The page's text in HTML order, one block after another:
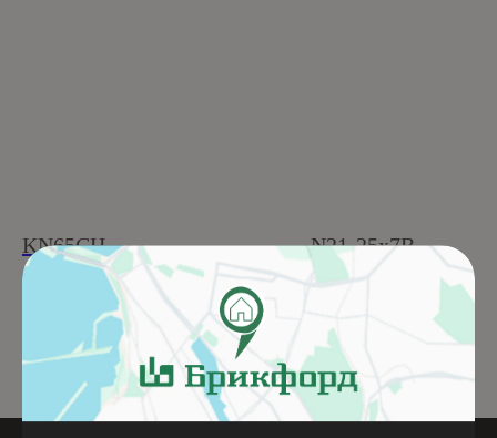
KN65CH
Подробнее
N21-25x7B
Подробнее